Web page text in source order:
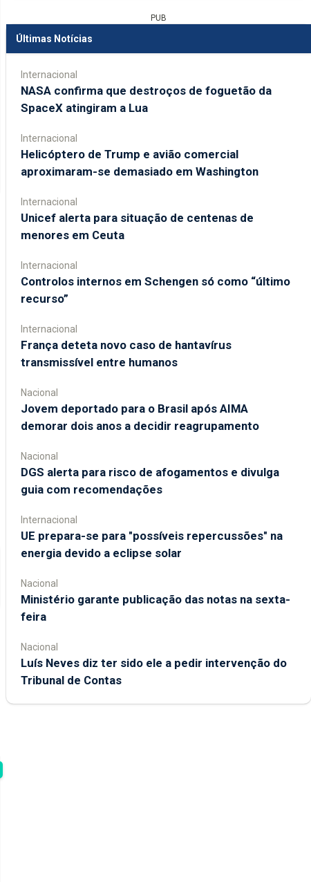
PUB
Últimas Notícias
Internacional
NASA confirma que destroços de foguetão da
SpaceX atingiram a Lua
Internacional
Helicóptero de Trump e avião comercial
aproximaram-se demasiado em Washington
Internacional
Unicef alerta para situação de centenas de
menores em Ceuta
Internacional
Controlos internos em Schengen só como “último
recurso”
Internacional
França deteta novo caso de hantavírus
transmissível entre humanos
Nacional
Jovem deportado para o Brasil após AIMA
demorar dois anos a decidir reagrupamento
Nacional
DGS alerta para risco de afogamentos e divulga
guia com recomendações
Internacional
UE prepara-se para "possíveis repercussões" na
energia devido a eclipse solar
Nacional
Ministério garante publicação das notas na sexta-
feira
Nacional
Luís Neves diz ter sido ele a pedir intervenção do
Tribunal de Contas